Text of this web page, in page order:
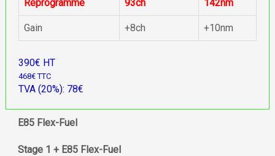
Reprogramme 93ch 142nm
Gain +8ch +10nm
390€ HT
468€ TTC
TVA (20%): 78€
E85 Flex-Fuel
Stage 1 + E85 Flex-Fuel